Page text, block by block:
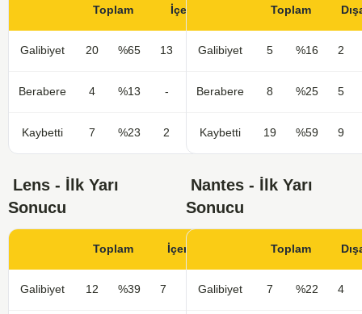
Toplam İçerde
Galibiyet 20 %65 13 %87
Berabere 4 %13 - %0
Kaybetti 7 %23 2 %13
Toplam
Galibiyet 5 %16 2
Berabere 8 %25 5
Kaybetti 19 %59 9
Lens - İlk Yarı
Sonucu
Toplam İçerde
Galibiyet 12 %39 7 %47
Nantes - İlk Yarı
Sonucu
Toplam
Galibiyet 7 %22 4